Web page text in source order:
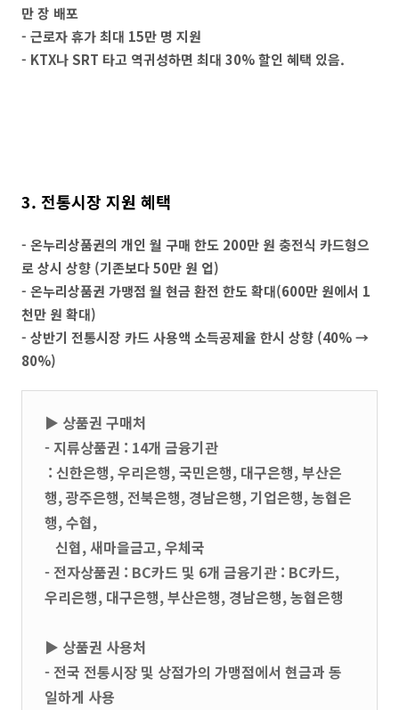
만 장 배포
- 근로자 휴가 최대 15만 명 지원
- KTX나 SRT 타고 역귀성하면 최대 30% 할인 혜택 있음.
3. 전통시장 지원 혜택
- 온누리상품권의 개인 월 구매 한도 200만 원 충전식 카드형으
로 상시 상향 (기존보다 50만 원 업)
- 온누리상품권 가맹점 월 현금 환전 한도 확대(600만 원에서 1
천만 원 확대)
- 상반기 전통시장 카드 사용액 소득공제율 한시 상향 (40% →
80%)
▶ 상품권 구매처
- 지류상품권 : 14개 금융기관
: 신한은행, 우리은행, 국민은행, 대구은행, 부산은
행, 광주은행, 전북은행, 경남은행, 기업은행, 농협은
행, 수협,
신협, 새마을금고, 우체국
- 전자상품권 : BC카드 및 6개 금융기관 : BC카드,
우리은행, 대구은행, 부산은행, 경남은행, 농협은행
▶ 상품권 사용처
- 전국 전통시장 및 상점가의 가맹점에서 현금과 동
일하게 사용